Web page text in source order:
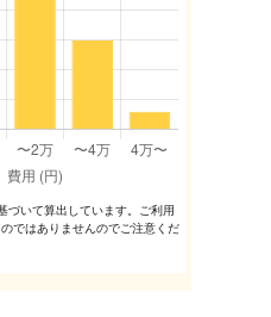
づいて算出しています。ご利⽤
ではありませんのでご注意くだ